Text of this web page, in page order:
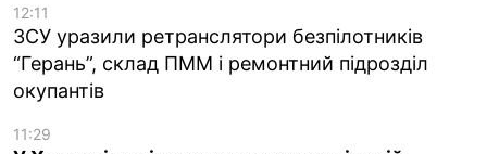
12:11
ЗСУ уразили ретранслятори безпілотників
“Герань”, склад ПММ і ремонтний підрозділ
окупантів
11:29